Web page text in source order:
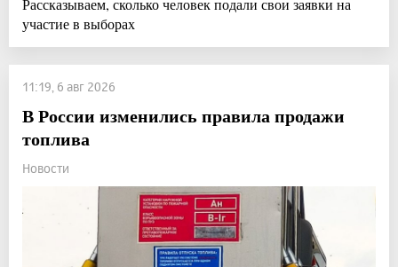
Рассказываем, сколько человек подали свои заявки на
участие в выборах
11:19, 6 авг 2026
В России изменились правила продажи
топлива
Новости